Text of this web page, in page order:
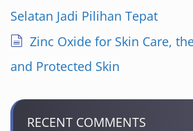
Selatan Jadi Pilihan Tepat
Zinc Oxide for Skin Care,
and Protected Skin
RECENT COMMENTS